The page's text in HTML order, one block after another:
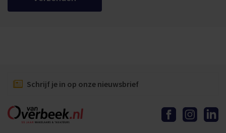
Schrijf je in op onze nieuwsbrief